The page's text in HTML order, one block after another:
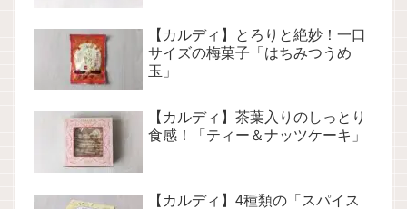
【カルディ】とろりと絶妙！一口
サイズの梅菓子「はちみつうめ
玉」
【カルディ】茶葉入りのしっとり
食感！「ティー＆ナッツケーキ」
【カルディ】4種類の「スパイス